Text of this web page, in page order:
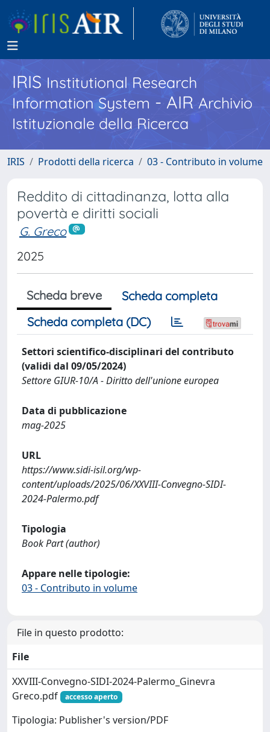
IRISInstitutional Research
Information System - AIR Archivio
Istituzionale della Ricerca
IRIS Prodotti della ricerca 03 - Contributo in volume
Reddito di cittadinanza, lotta alla
povertà e diritti sociali
G. Greco
2025
Scheda breve
Scheda completa
Scheda completa (DC)
Settori scientifico-disciplinari del contributo
(validi dal 09/05/2024)
Settore GIUR-10/A - Diritto dell'unione europea
Data di pubblicazione
mag-2025
URL
https://www.sidi-isil.org/wp-
content/uploads/2025/06/XXVIII-Convegno-SIDI-
2024-Palermo.pdf
Tipologia
Book Part (author)
Appare nelle tipologie:
03 - Contributo in volume
File in questo prodotto:
File
XXVIII-Convegno-SIDI-2024-Palermo_Ginevra
Greco.pdf
accesso aperto
Tipologia: Publisher's version/PDF